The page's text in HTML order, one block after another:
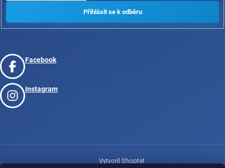
Facebook
Instagram
Vytvoril Shoptet